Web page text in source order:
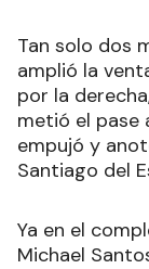
Tan solo dos
amplió la
por la
metió el pase
empujó y
Santiago del
Ya en el
Michael